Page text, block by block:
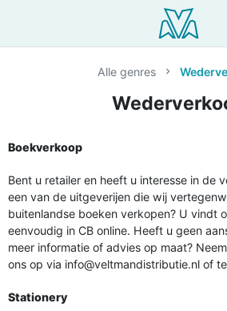
Alle genres
Boekverkoop
Bent u retailer en heeft u interesse in de
een van de uitgeverijen die wij
buitenlandse boeken verkopen? U vindt
eenvoudig in CB online. Heeft u geen
meer informatie of advies op maat?
ons op via info@veltmandistributie.nl of
Stationery